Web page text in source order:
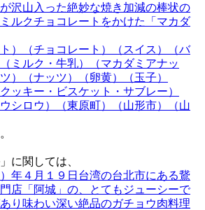
沢山入った絶妙な焼き加減の棒状の
ルクチョコレートをかけた「マカダ
）（チョコレート）（スイス）（バ
ミルク・牛乳）（マカダミアナッ
）（ナッツ）（卵黄）（玉子）
ッキー・ビスケット・サブレー）
シロウ）（東原町）（山形市）（山
に関しては、
年４月１９日台湾の台北市にある鵞
店「阿城」の、とてもジューシーで
り味わい深い絶品のガチョウ肉料理